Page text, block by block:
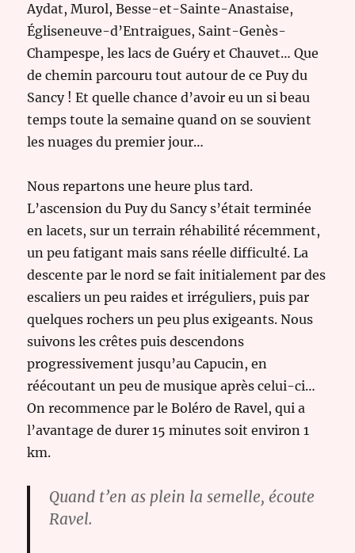
Aydat, Murol, Besse-et-Sainte-Anastaise,
Égliseneuve-d’Entraigues, Saint-Genès-
Champespe, les lacs de Guéry et Chauvet… Que
de chemin parcouru tout autour de ce Puy du
Sancy ! Et quelle chance d’avoir eu un si beau
temps toute la semaine quand on se souvient
les nuages du premier jour…
Nous repartons une heure plus tard.
L’ascension du Puy du Sancy s’était terminée
en lacets, sur un terrain réhabilité récemment,
un peu fatigant mais sans réelle difficulté. La
descente par le nord se fait initialement par des
escaliers un peu raides et irréguliers, puis par
quelques rochers un peu plus exigeants. Nous
suivons les crêtes puis descendons
progressivement jusqu’au Capucin, en
réécoutant un peu de musique après celui-ci…
On recommence par le Boléro de Ravel, qui a
l’avantage de durer 15 minutes soit environ 1
km.
Quand t’en as plein la semelle, écoute
Ravel.